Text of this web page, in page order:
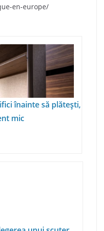
en-europe/
înainte să plătești,
mic